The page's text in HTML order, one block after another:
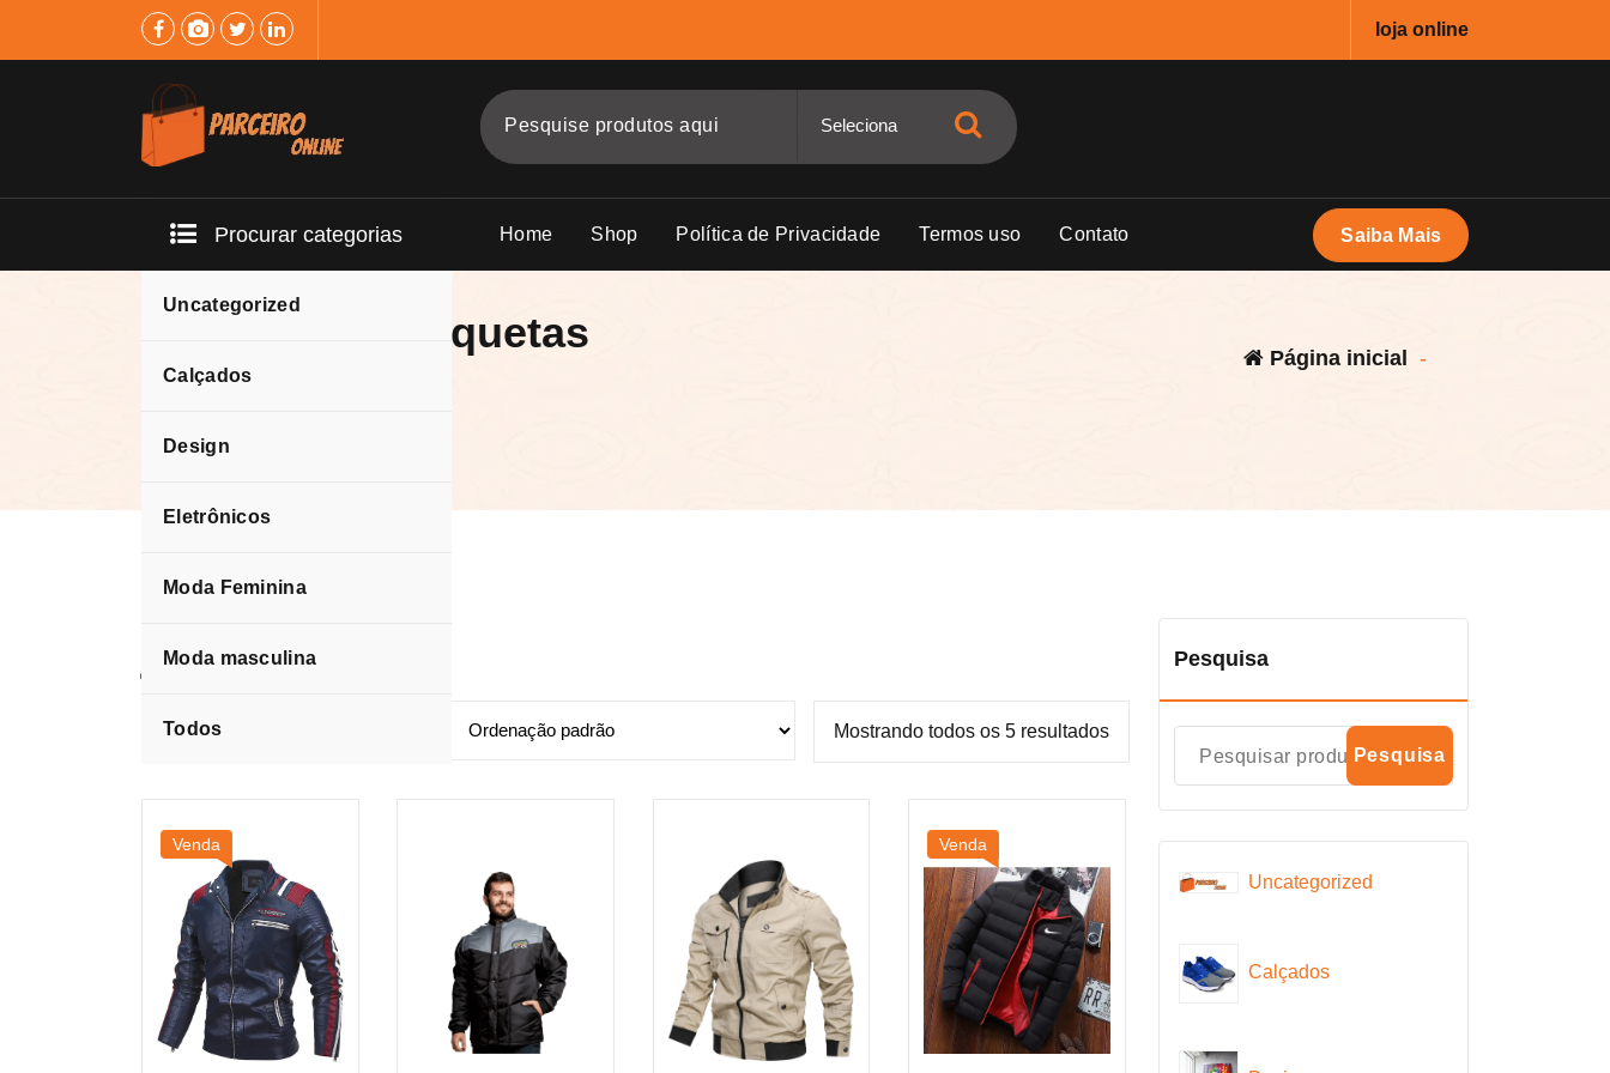
loja online
Procurar categorias
Uncategorized
Calçados
Design
Eletrônicos
Moda Feminina
Moda masculina
Todos
Home Shop Política de Privacidade Termos uso Contato Saiba Mais
Casacos e Jaquetas
Masculina.
Página inicial -
jaqueta
Mostrando todos os 5 resultados
Venda Venda
Pesquisa
Pesquisa
Uncategorized
Calçados